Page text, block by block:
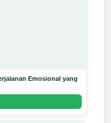
Emosional yang